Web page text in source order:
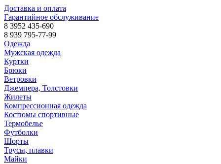
Доставка и оплата
Гарантийное обслуживание
8 3952 435-690
8 939 795-77-99
Одежда
Мужская одежда
Куртки
Брюки
Ветровки
Джемпера, Толстовки
Жилеты
Компрессионная одежда
Костюмы спортивные
Термобелье
Футболки
Шорты
Трусы, плавки
Майки